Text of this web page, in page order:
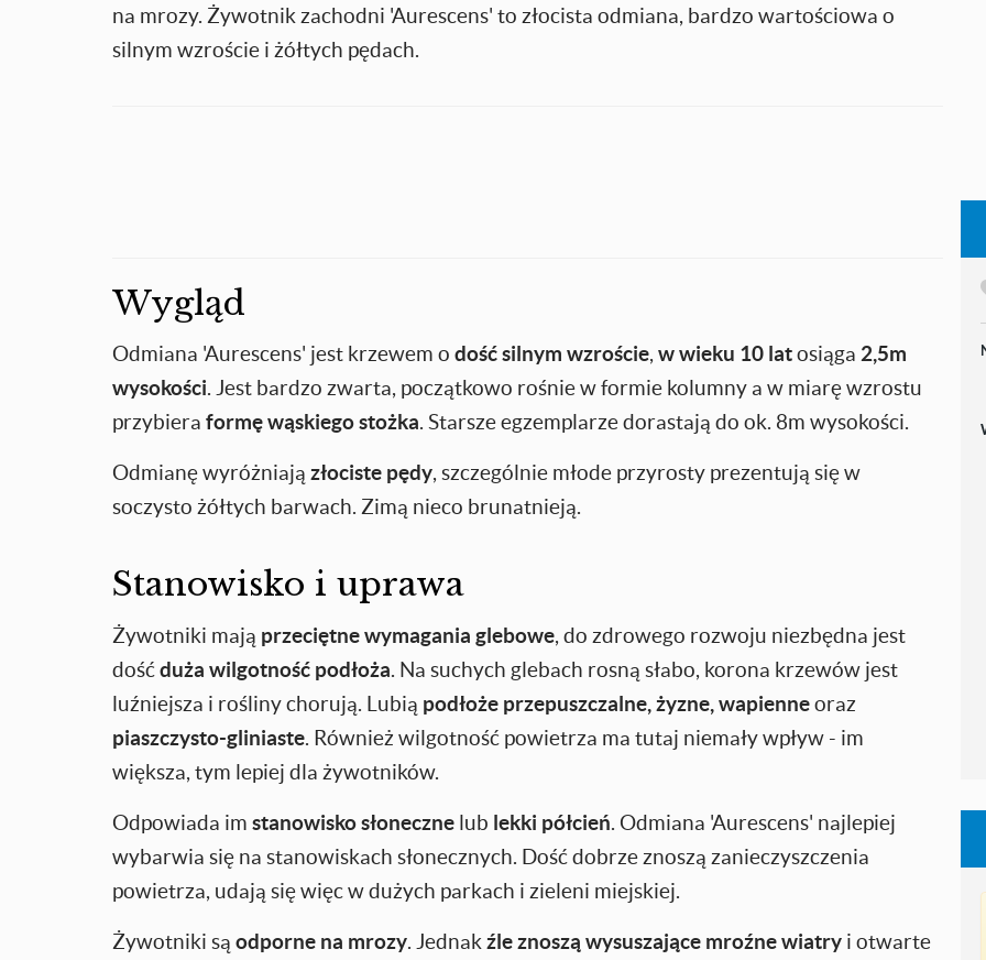
na mrozy. Żywotnik zachodni 'Aurescens' to złocista odmiana, bardzo wartościowa o
silnym wzroście i żółtych pędach.
Wygląd
Odmiana 'Aurescens' jest krzewem o dość silnym wzroście, w wieku 10 latosiąga 2,5m
wysokości. Jest bardzo zwarta, początkowo rośnie w formie kolumny a w miarę wzrostu
przybiera formę wąskiego stożka. Starsze egzemplarze dorastają do ok. 8m wysokości.
Odmianę wyróżniają złociste pędy, szczególnie młode przyrosty prezentują się w
soczysto żółtych barwach. Zimą nieco brunatnieją.
Stanowisko i uprawa
Żywotniki mają przeciętne wymagania glebowe, do zdrowego rozwoju niezbędna jest
dośćduża wilgotność podłoża. Na suchych glebach rosną słabo, korona krzewów jest
luźniejsza i rośliny chorują. Lubią podłoże przepuszczalne, żyzne, wapienneoraz
piaszczysto-gliniaste. Również wilgotność powietrza ma tutaj niemały wpływ - im
większa, tym lepiej dla żywotników.
Odpowiada im stanowisko słoneczne lub lekki półcień. Odmiana 'Aurescens' najlepiej
wybarwia się na stanowiskach słonecznych. Dość dobrze znoszą zanieczyszczenia
powietrza, udają się więc w dużych parkach i zieleni miejskiej.
Żywotniki są odporne na mrozy. Jednak źle znoszą wysuszające mroźne wiatry i otwarte